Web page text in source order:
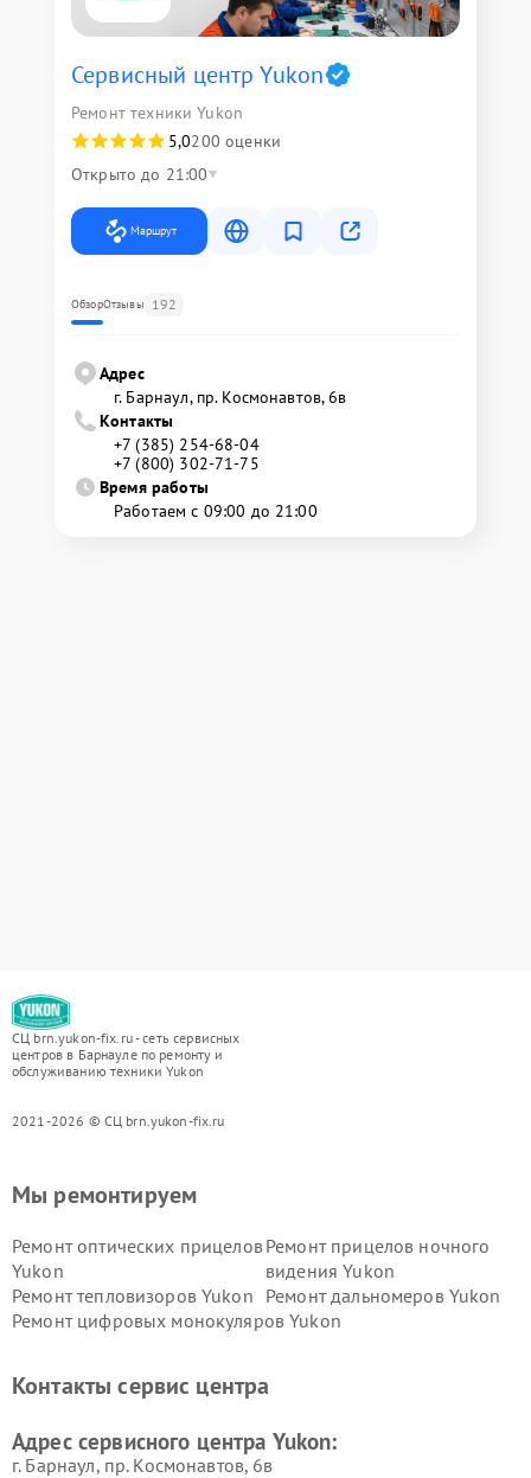
Сервисный центр Yukon
Ремонт техники Yukon
5,0200 оценки
Открыто до 21:00
Маршрут
ОбзорОтзывы 192
Адрес
г. Барнаул, ​пр. Космонавтов, 6в
Контакты
+7 (385) 254-68-04
+7 (800) 302-71-75
Время работы
Работаем с 09:00 до 21:00
СЦ brn.yukon-fix.ru - сеть сервисных
центров в Барнауле по ремонту и
обслуживанию техники Yukon
2021-2026 © СЦ brn.yukon-fix.ru
Мы ремонтируем
Ремонт оптических прицелов
Yukon
Ремонт прицелов ночного
видения Yukon
Ремонт тепловизоров Yukon Ремонт дальномеров Yukon
Ремонт цифровых монокуляров Yukon
Контакты сервис центра
Адрес сервисного центра Yukon:
г. Барнаул, ​пр. Космонавтов, 6в